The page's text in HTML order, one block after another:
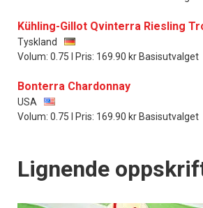
Kühling-Gillot Qvinterra Riesling
Tyskland
Volum: 0.75 l Pris: 169.90 kr Basisutvalget
Bonterra Chardonnay
USA
Volum: 0.75 l Pris: 169.90 kr Basisutvalget
Lignende